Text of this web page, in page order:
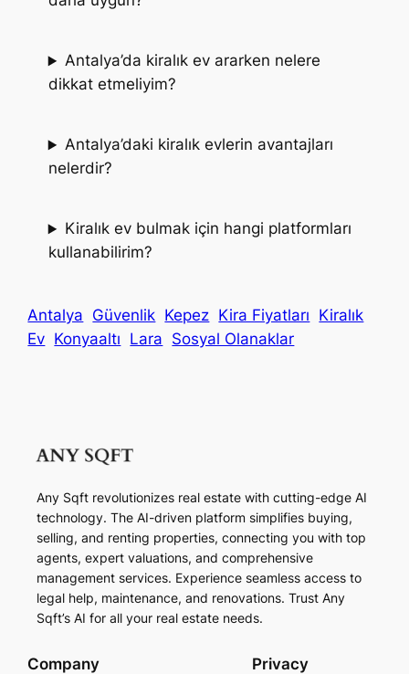
Antalya’da kiralık ev ararken nelere
dikkat etmeliyim?
Antalya’daki kiralık evlerin avantajları
nelerdir?
Kiralık ev bulmak için hangi platformları
kullanabilirim?
Antalya Güvenlik Kepez Kira Fiyatları Kiralık
Ev Konyaaltı Lara Sosyal Olanaklar
Any Sqft revolutionizes real estate with cutting-edge AI
technology. The AI-driven platform simplifies buying,
selling, and renting properties, connecting you with top
agents, expert valuations, and comprehensive
management services. Experience seamless access to
legal help, maintenance, and renovations. Trust Any
Sqft’s AI for all your real estate needs.
Company Privacy